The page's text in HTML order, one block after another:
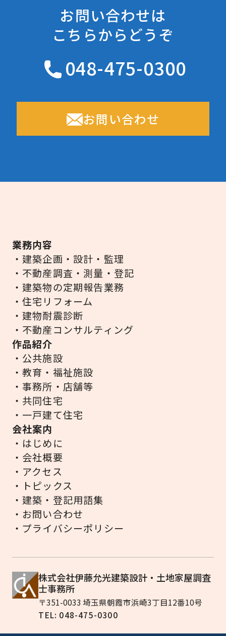
お問い合わせは
こちらからどうぞ
048-475-0300
お問い合わせ
業務内容
・建築企画・設計・監理
・不動産調査・測量・登記
・建築物の定期報告業務
・住宅リフォーム
・建物耐震診断
・不動産コンサルティング
作品紹介
・公共施設
・教育・福祉施設
・事務所・店舗等
・共同住宅
・一戸建て住宅
会社案内
・はじめに
・会社概要
・アクセス
・トピックス
・建築・登記用語集
・お問い合わせ
・プライバシーポリシー
株式会社伊藤允光建築設計・土地家屋調査
士事務所
〒351-0033 埼玉県朝霞市浜崎3丁目12番10号
TEL: 048-475-0300